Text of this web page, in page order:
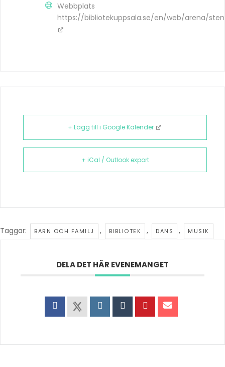
Webbplats
https://bibliotekuppsala.se/en/web/arena/
+ Lägg till i Google Kalender
+ iCal / Outlook export
Taggar: BARN OCH FAMILJ , BIBLIOTEK , DANS , MUSIK
DELA DET HÄR EVENEMANGET